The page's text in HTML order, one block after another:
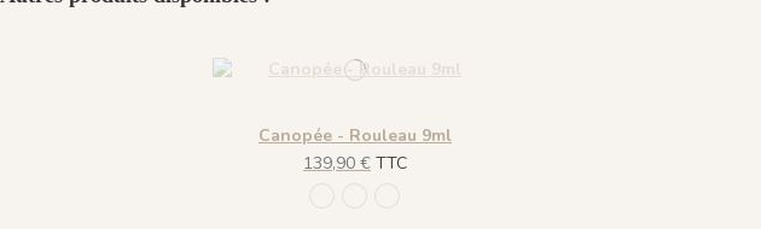
Canopée - Rouleau 9ml
139,90 € TTC